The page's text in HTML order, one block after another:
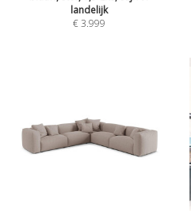
landelijk
€3.999